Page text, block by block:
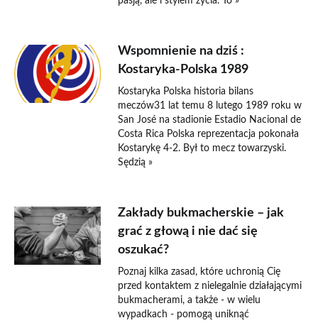
Wspomnienie na dziś :
Kostaryka-Polska 1989
Kostaryka Polska historia bilans
meczów31 lat temu 8 lutego 1989 roku w
San José na stadionie Estadio Nacional de
Costa Rica Polska reprezentacja pokonała
Kostarykę 4-2. Był to mecz towarzyski.
Sędzią »
Zakłady bukmacherskie – jak
grać z głową i nie dać się
oszukać?
Poznaj kilka zasad, które uchronią Cię
przed kontaktem z nielegalnie działającymi
bukmacherami, a także - w wielu
wypadkach - pomogą uniknąć